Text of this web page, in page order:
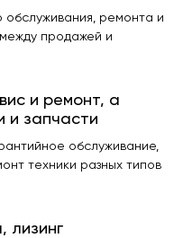
ремонта и
продажей и
и ремонт, а
и запчасти
обслуживание,
техники разных типов
лизинг